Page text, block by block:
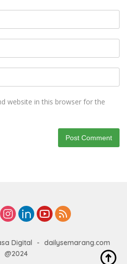
website in this browser for the
Digital - dailysemarang.com
@2024